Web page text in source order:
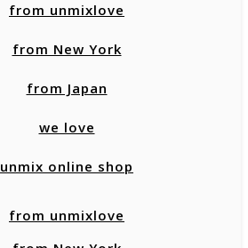
from unmixlove
from New York
from Japan
we love
unmix online shop
from unmixlove